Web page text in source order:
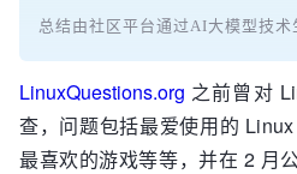
总结由社区平台通过AI大模型技术
LinuxQuestions.org 之前曾对
查，问题包括最爱使用的
最喜欢的游戏等等，并在 2 月